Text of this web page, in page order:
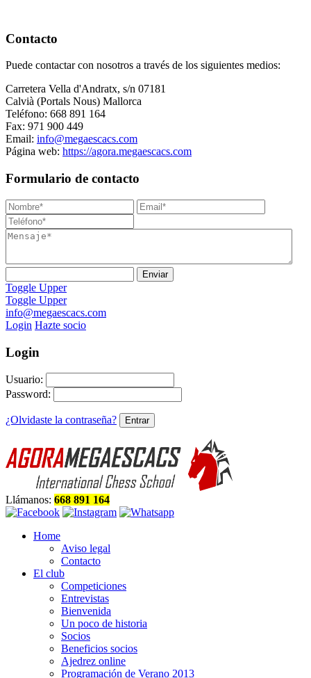
Contacto
Puede contactar con nosotros a través de los siguientes medios:
Carretera Vella d'Andratx, s/n 07181
Calvià (Portals Nous) Mallorca
Teléfono: 668 891 164
Fax: 971 900 449
Email: info@megaescacs.com
Página web: https://agora.megaescacs.com
Formulario de contacto
Toggle Upper
Toggle Upper
info@megaescacs.com
Login Hazte socio
Login
Usuario:
Password:
¿Olvidaste la contraseña?
Llámanos: 668 891 164
Home
Aviso legal
Contacto
El club
Competiciones
Entrevistas
Bienvenida
Un poco de historia
Socios
Beneficios socios
Ajedrez online
Programación de Verano 2013